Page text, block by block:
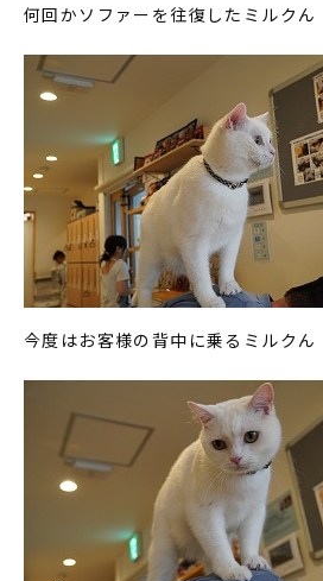
何回かソファーを往復したミルクん
今度はお客様の背中に乗るミルクん